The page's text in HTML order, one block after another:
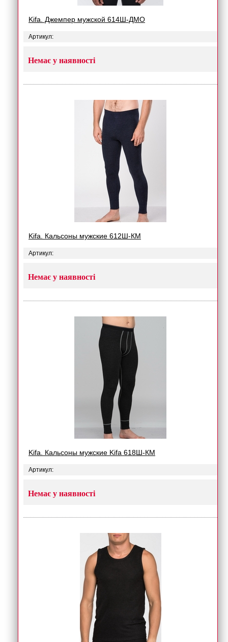
Kifa. Джемпер мужской 614Ш-ДМО
Артикул:
Немає у наявності
Kifa. Кальсоны мужские 612Ш-КМ
Артикул:
Немає у наявності
Kifa. Кальсоны мужские Kifa 618Ш-КМ
Артикул:
Немає у наявності